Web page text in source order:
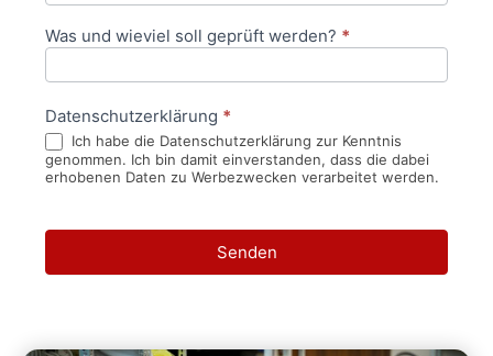
Was und wieviel soll geprüft werden? *
Datenschutzerklärung *
Ich habe die Datenschutzerklärung zur Kenntnis
genommen. Ich bin damit einverstanden, dass die dabei
erhobenen Daten zu Werbezwecken verarbeitet werden.
Senden